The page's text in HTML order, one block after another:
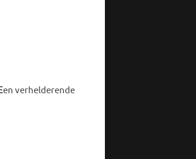
en verhelderende